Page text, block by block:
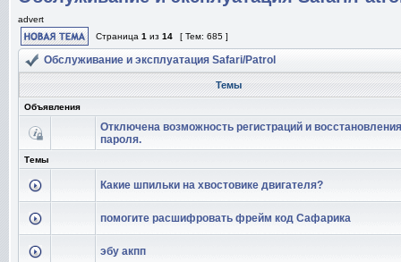
advert
Страница 1 из 14 [ Тем: 685 ]
Обслуживание и эксплуатация Safari/Patrol
Темы
Объявления
Отключена возможность регистраций и восстановления
пароля.
Темы
Какие шпильки на хвостовике двигателя?
помогите расшифровать фрейм код Сафарика
эбу акпп